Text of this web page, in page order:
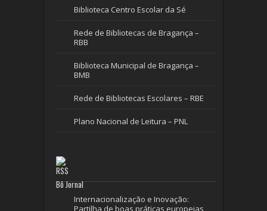
Biblioteca Centro Escolar da Sé
Rede de Bibliotecas de Bragança –
RBB
Biblioteca Municipal de Bragança –
BMB
Rede de Bibliotecas Escolares – RBE
Plano Nacional de Leitura – PNL
Bô Jornal
Internacionalização e Inovação:
Partilha de boas práticas europeias